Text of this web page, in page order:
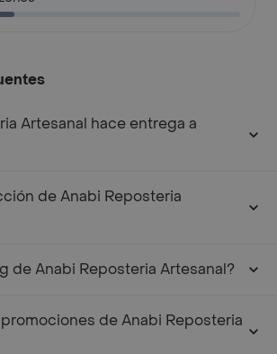
Artesanal hace entrega a
de Anabi Reposteria
de Anabi Reposteria Artesanal?
de Anabi Reposteria